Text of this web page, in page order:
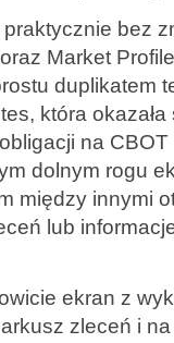
bez
Market
duplikatem
która
na
dolnym rogu
między innymi
lub
ekran z
zleceń i